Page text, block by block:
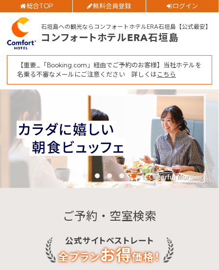
総合TOP 無料会員登録 ログイン
石垣島への観光ならコンフォートホテルERA石垣島【公式最安】
コンフォートホテルERA石垣島
チェックアウト日
部屋数
1室あたり
空室検索
会員特典のご案内
会員登録 ログイン
予約確認・変更・キャンセル
特別優待会員様 交通＋宿泊プラン
【重要_「Booking.com」経由でご予約のお客様】当社ホテルを
名乗る不審なメールにご注意ください 詳しくはこちら
ご予約・空室検索
公式サイトベストレート
全プランお得価格！
ご予約確認・変更・キャンセルフォーム
公式Webサイトからのご予約